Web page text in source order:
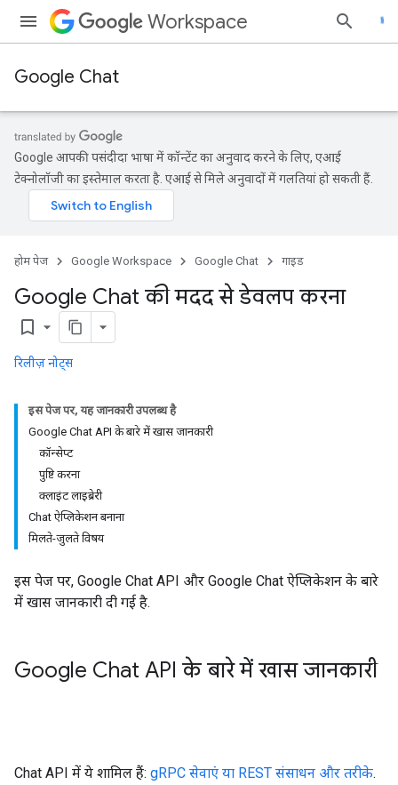
Workspace
Google Chat
Google आपकी पसंदीदा भाषा में कॉन्टेंट का अनुवाद करने के लिए, एआई
टेक्नोलॉजी का इस्तेमाल करता है. एआई से मिले अनुवादों में गलतियां हो सकती हैं.
होम पेज Google Workspace Google Chat गाइड
Google Chat की मदद से डेवलप करना
bookmark_border
रिलीज़ नोट्स
इस पेज पर, यह जानकारी उपलब्ध है
Google Chat API के बारे में खास जानकारी
कॉन्सेप्ट
पुष्टि करना
क्लाइंट लाइब्रेरी
Chat ऐप्लिकेशन बनाना
मिलते-जुलते विषय
इस पेज पर, Google Chat API और Google Chat ऐप्लिकेशन के बारे
में खास जानकारी दी गई है.
Google Chat API के बारे में खास जानकारी
Chat API में ये शामिल हैं: gRPC सेवाएं या REST संसाधन और तरीके.